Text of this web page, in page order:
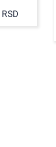
RSD